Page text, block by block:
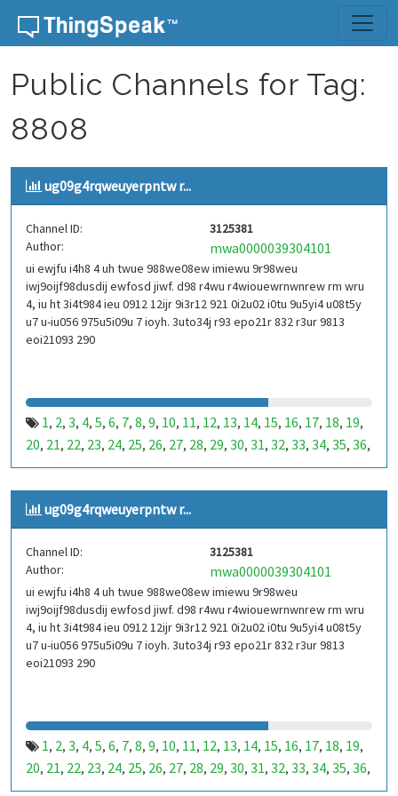
Skip to content
Public Channels for Tag:
8808
ug09g4rqweuyerpntw r...
Channel ID:
3125381
Author:
mwa0000039304101
ui ewjfu i4h8 4 uh twue 988we08ew imiewu 9r98weu
iwj9oijf98dusdij ewfosd jiwf. d98 r4wu r4wiouewrnwnrew rm wru
4, iu ht 3i4t984 ieu 0912 12ijr 9i3r12 921 0i2u02 i0tu 9u5yi4 u08t5y
u7 u-iu056 975u5i09u 7 ioyh. 3uto34j r93 epo21r 832 r3ur 9813
eoi21093 290
1, 2, 3, 4, 5, 6, 7, 8, 9, 10, 11, 12, 13, 14, 15, 16, 17, 18, 19,
20, 21, 22, 23, 24, 25, 26, 27, 28, 29, 30, 31, 32, 33, 34, 35, 36,
37,38,39,40,41,42,43,44,45,46,47,48,49,50,51,52,53,
99,100,101,102,103,104,105,106,107,108,109,110,
111,112,113,114,115,116,
123,124,125,126,127,128,129,130,131,132,133,134,
135,136,137 141,142,143
147,148 153,154,155,156,157,158
159,160,161,162,163,164,165 ,166,167,168,
171 ,172,173 ,174,175,176,177,178,179 ,180,181 ,182,
183,184,185,186, 187,188,189 ,190,191,192,193,194
195,196 ,197
231,232,233,234,235,236,237,238,239,
243, 244, 245, 246, 247,248,249,250 ,251,252, 253 ,254,
255 ,256,257, 258,259,260,261,262,263 ,264,265 , 266
ug09g4rqweuyerpntw r...
Channel ID:
3125381
Author:
mwa0000039304101
ui ewjfu i4h8 4 uh twue 988we08ew imiewu 9r98weu
iwj9oijf98dusdij ewfosd jiwf. d98 r4wu r4wiouewrnwnrew rm wru
4, iu ht 3i4t984 ieu 0912 12ijr 9i3r12 921 0i2u02 i0tu 9u5yi4 u08t5y
u7 u-iu056 975u5i09u 7 ioyh. 3uto34j r93 epo21r 832 r3ur 9813
eoi21093 290
1, 2, 3, 4, 5, 6, 7, 8, 9, 10, 11, 12, 13, 14, 15, 16, 17, 18, 19,
20, 21, 22, 23, 24, 25, 26, 27, 28, 29, 30, 31, 32, 33, 34, 35, 36,
37,38,39,40,41,42,43,44,45,46,47,48,49,50,51,52,53,